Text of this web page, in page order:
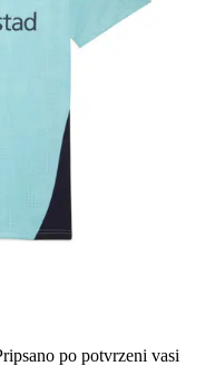
po potvrzeni vasi